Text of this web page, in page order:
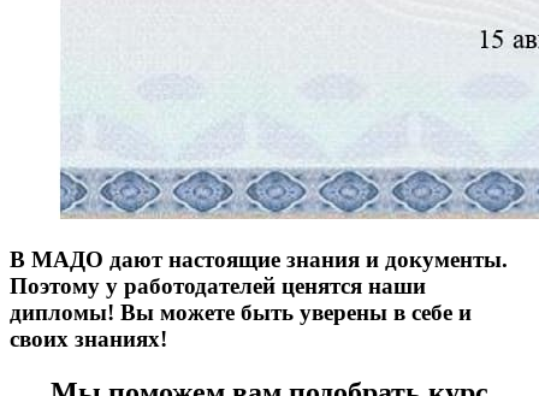
В МАДО дают настоящие знания и документы.
Поэтому у работодателей ценятся наши
дипломы! Вы можете быть уверены в себе и
своих знаниях!